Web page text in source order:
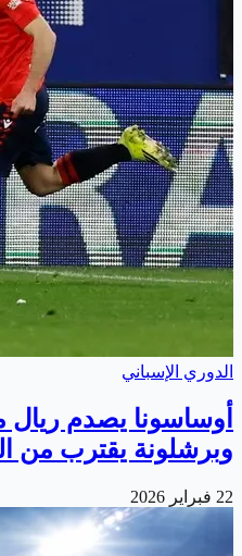
الدوري الإسباني
أوساسونا يصدم
وبرشلونة يقترب من
22 فبراير 2026